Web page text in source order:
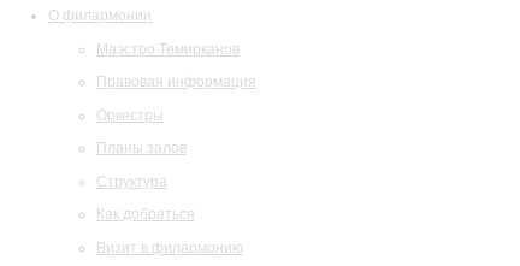
О филармонии
Маэстро Темирканов
Правовая информация
Оркестры
Планы залов
Структура
Как добраться
Визит в филармонию